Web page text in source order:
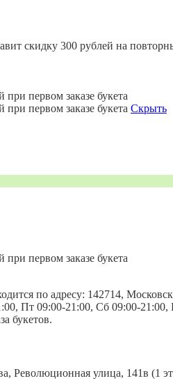
скидку 300 рублей на
первом заказе букета
первом заказе букета Скрыть
первом заказе букета
по адресу: 142714,
Пт 09:00-21:00, Сб 09:00-
букетов.
Революционная улица, 141в (1